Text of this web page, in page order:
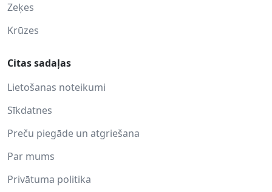
Zeķes
Krūzes
Citas sadaļas
Lietošanas noteikumi
Sīkdatnes
Preču piegāde un atgriešana
Par mums
Privātuma politika